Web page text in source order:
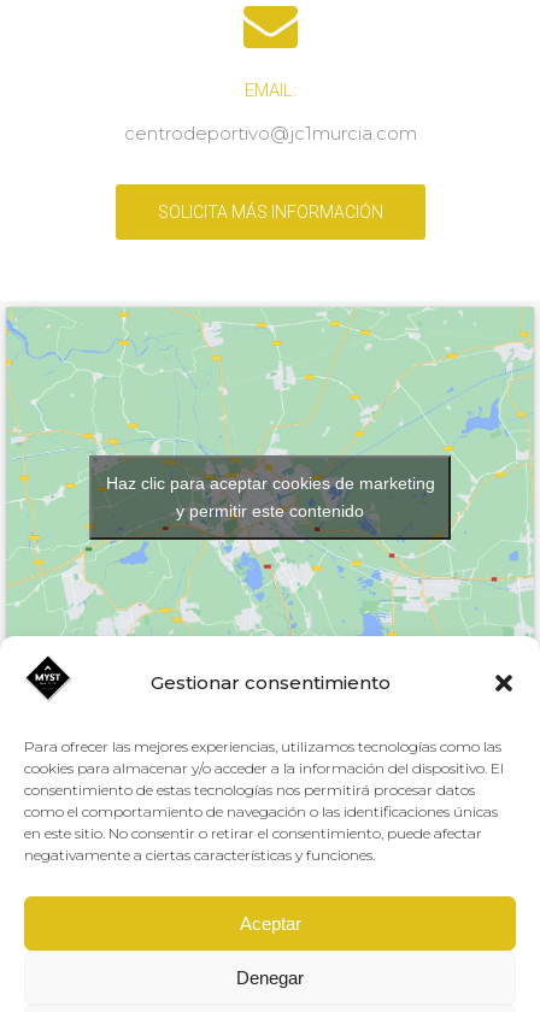
Gestionar consentimiento
Para ofrecer las mejores experiencias, utilizamos tecnologías como las
cookies para almacenar y/o acceder a la información del dispositivo. El
consentimiento de estas tecnologías nos permitirá procesar datos
como el comportamiento de navegación o las identificaciones únicas
en este sitio. No consentir o retirar el consentimiento, puede afectar
negativamente a ciertas características y funciones.
Aceptar
Denegar
EMAIL:
centrodeportivo@jc1murcia.com
SOLICITA MÁS INFORMACIÓN
Haz clic para aceptar cookies de marketing
y permitir este contenido
Aviso Legal y Protección de datos
Creado porAltafit
Murcia.